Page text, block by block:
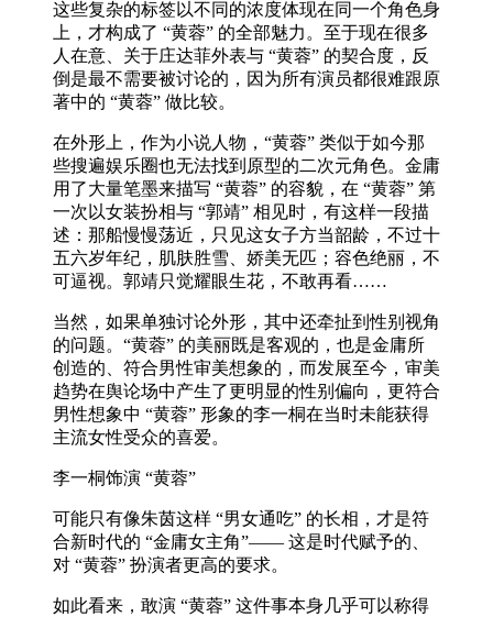
这些复杂的标签以不同的浓度体现在同一个角色身
上，才构成了 “黄蓉” 的全部魅力。至于现在很多
人在意、关于庄达菲外表与 “黄蓉” 的契合度，反
倒是最不需要被讨论的，因为所有演员都很难跟原
著中的 “黄蓉” 做比较。
在外形上，作为小说人物，“黄蓉” 类似于如今那
些搜遍娱乐圈也无法找到原型的二次元角色。金庸
用了大量笔墨来描写 “黄蓉” 的容貌，在 “黄蓉” 第
一次以女装扮相与 “郭靖” 相见时，有这样一段描
述：那船慢慢荡近，只见这女子方当韶龄，不过十
五六岁年纪，肌肤胜雪、娇美无匹；容色绝丽，不
可逼视。郭靖只觉耀眼生花，不敢再看……
当然，如果单独讨论外形，其中还牵扯到性别视角
的问题。“黄蓉” 的美丽既是客观的，也是金庸所
创造的、符合男性审美想象的，而发展至今，审美
趋势在舆论场中产生了更明显的性别偏向，更符合
男性想象中 “黄蓉” 形象的李一桐在当时未能获得
主流女性受众的喜爱。
李一桐饰演 “黄蓉”
可能只有像朱茵这样 “男女通吃” 的长相，才是符
合新时代的 “金庸女主角”—— 这是时代赋予的、
对 “黄蓉” 扮演者更高的要求。
如此看来，敢演 “黄蓉” 这件事本身几乎可以称得